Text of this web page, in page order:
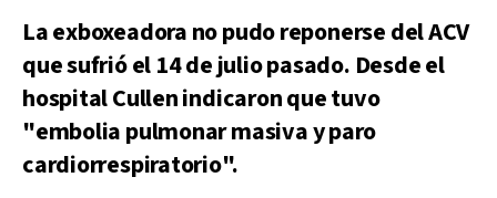
La exboxeadora no pudo reponerse del ACV
que sufrió el 14 de julio pasado. Desde el
hospital Cullen indicaron que tuvo
"embolia pulmonar masiva y paro
cardiorrespiratorio".